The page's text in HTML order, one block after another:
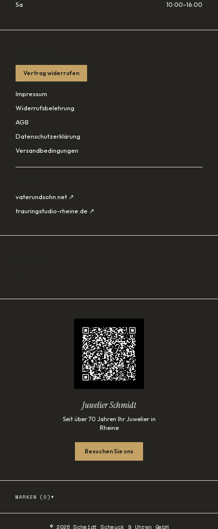
Sa
10:00–16:00
Vertrag widerrufen
Impressum
Widerrufsbelehrung
AGB
Datenschutzerklärung
Versandbedingungen
vaterundsohn.net ↗
trauringstudio-rheine.de ↗
Juwelier Schmidt
Seit über 70 Jahren Ihr Juwelier in
Rheine
Besuchen Sie uns
MARKEN ( 0 ) ▾
© 2026 Schmidt Schmuck & Uhren GmbH